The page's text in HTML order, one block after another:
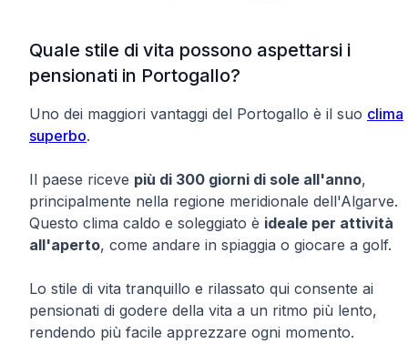
Quale stile di vita possono aspettarsi i
pensionati in Portogallo?
Uno dei maggiori vantaggi del Portogallo è il suo clima
superbo.
Il paese riceve più di 300 giorni di sole all'anno,
principalmente nella regione meridionale dell'Algarve.
Questo clima caldo e soleggiato è ideale per attività
all'aperto, come andare in spiaggia o giocare a golf.
Lo stile di vita tranquillo e rilassato qui consente ai
pensionati di godere della vita a un ritmo più lento,
rendendo più facile apprezzare ogni momento.